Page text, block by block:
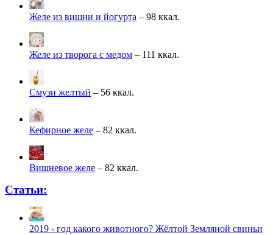
Желе из вишни и йогурта – 98 ккал.
Желе из творога с медом – 111 ккал.
Смузи желтый – 56 ккал.
Кефирное желе – 82 ккал.
Вишневое желе – 82 ккал.
Статьи:
2019 - год какого животного? Жёлтой Земляной свиньи